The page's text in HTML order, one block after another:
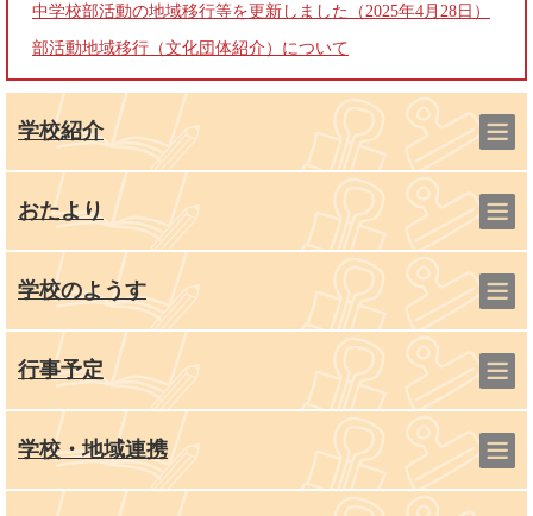
中学校部活動の地域移行等を更新しました（2025年4月28日）
部活動地域移行（文化団体紹介）について
学校紹介
おたより
学校のようす
行事予定
学校・地域連携